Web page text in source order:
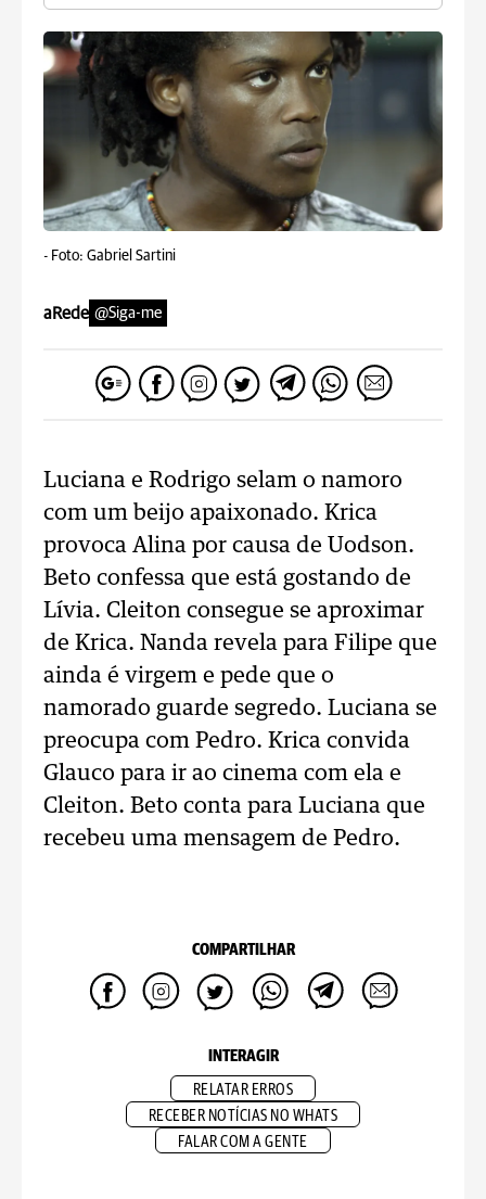
- Foto: Gabriel Sartini
aRede @Siga-me
Luciana e Rodrigo selam o namoro
com um beijo apaixonado. Krica
provoca Alina por causa de Uodson.
Beto confessa que está gostando de
Lívia. Cleiton consegue se aproximar
de Krica. Nanda revela para Filipe que
ainda é virgem e pede que o
namorado guarde segredo. Luciana se
preocupa com Pedro. Krica convida
Glauco para ir ao cinema com ela e
Cleiton. Beto conta para Luciana que
recebeu uma mensagem de Pedro.
COMPARTILHAR
INTERAGIR
RELATAR ERROS
RECEBER NOTÍCIAS NO WHATS
FALAR COM A GENTE